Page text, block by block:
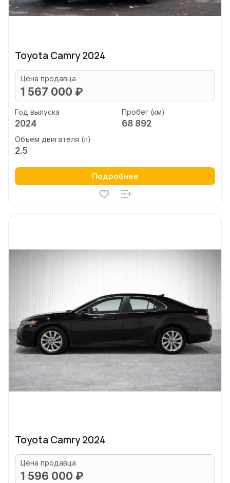
Toyota Camry 2024
Цена продавца
1 567 000 ₽
Год выпуска
2024
Пробег (км)
68 892
Объем двигателя (л)
2.5
Подробнее
Toyota Camry 2024
Цена продавца
1 596 000 ₽